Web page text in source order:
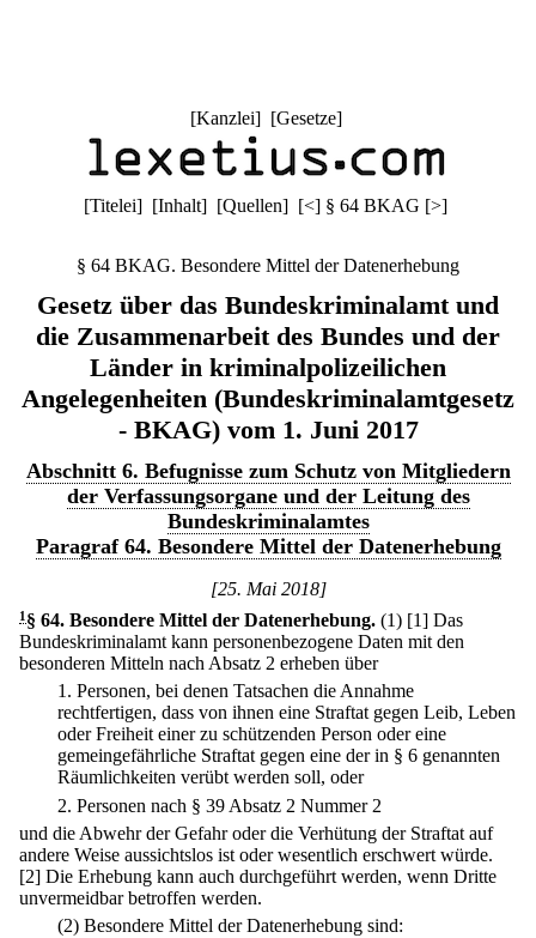
[Kanzlei] [Gesetze]
[Titelei] [Inhalt] [Quellen] [<] § 64 BKAG [>]
§ 64 BKAG. Besondere Mittel der Datenerhebung
Gesetz über das Bundeskriminalamt und
die Zusammenarbeit des Bundes und der
Länder in kriminalpolizeilichen
Angelegenheiten (Bundeskriminalamtgesetz
- BKAG) vom 1. Juni 2017
Abschnitt 6. Befugnisse zum Schutz von Mitgliedern
der Verfassungsorgane und der Leitung des
Bundeskriminalamtes
Paragraf 64. Besondere Mittel der Datenerhebung
[25. Mai 2018]
1 § 64. Besondere Mittel der Datenerhebung. (1) [1] Das
Bundeskriminalamt kann personenbezogene Daten mit den
besonderen Mitteln nach Absatz 2 erheben über
1. Personen, bei denen Tatsachen die Annahme
rechtfertigen, dass von ihnen eine Straftat gegen Leib, Leben
oder Freiheit einer zu schützenden Person oder eine
gemeingefährliche Straftat gegen eine der in § 6 genannten
Räumlichkeiten verübt werden soll, oder
2. Personen nach § 39 Absatz 2 Nummer 2
und die Abwehr der Gefahr oder die Verhütung der Straftat auf
andere Weise aussichtslos ist oder wesentlich erschwert würde.
[2] Die Erhebung kann auch durchgeführt werden, wenn Dritte
unvermeidbar betroffen werden.
(2) Besondere Mittel der Datenerhebung sind: